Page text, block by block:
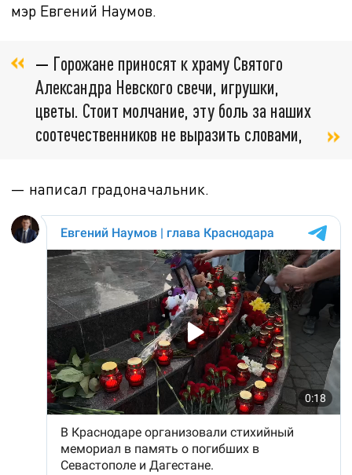
мэр Евгений Наумов.
— Горожане приносят к храму Святого
Александра Невского свечи, игрушки,
цветы. Стоит молчание, эту боль за наших
соотечественников не выразить словами,
— написал градоначальник.